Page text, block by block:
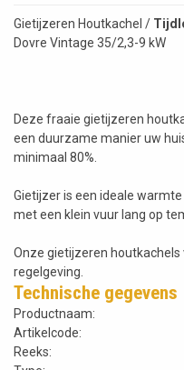
Gietijzeren Houtkachel /
Dovre Vintage 35/2,3-9 kW
Deze fraaie gietijzeren
een duurzame manier uw
minimaal 80%.
Gietijzer is een ideale
met een klein vuur lang op
Onze gietijzeren houtkachels
regelgeving.
Technische gegevens
Productnaam:
Artikelcode:
Reeks: